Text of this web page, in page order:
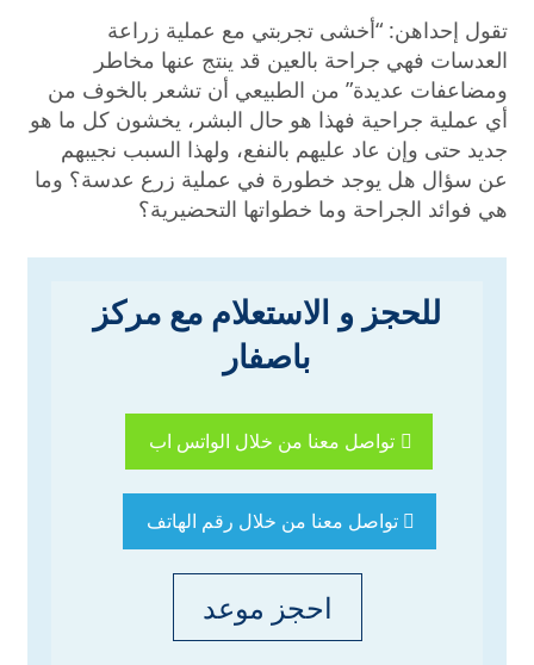
تقول إحداهن: “أخشى تجربتي مع عملية زراعة
العدسات فهي جراحة بالعين قد ينتج عنها مخاطر
ومضاعفات عديدة” من الطبيعي أن تشعر بالخوف من
أي عملية جراحية فهذا هو حال البشر، يخشون كل ما هو
جديد حتى وإن عاد عليهم بالنفع، ولهذا السبب نجيبهم
عن سؤال هل يوجد خطورة في عملية زرع عدسة؟ وما
هي فوائد الجراحة وما خطواتها التحضيرية؟
للحجز و الاستعلام مع مركز
باصفار
تواصل معنا من خلال الواتس اب
تواصل معنا من خلال رقم الهاتف
احجز موعد